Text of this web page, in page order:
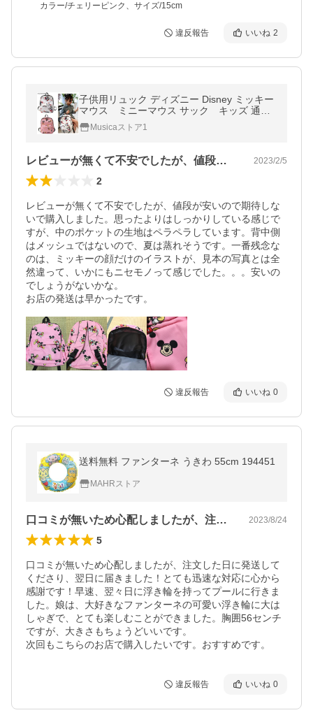
カラー/チェリーピンク、サイズ/15cm
違反報告 いいね 2
子供用リュック ディズニー Disney ミッキー
マウス ミニーマウス サック キッズ 通学
通園 女の子 男の子 遠足 軽量仕上げ
Musicaストア1
レビューが無くて不安でしたが、値段が安… 2023/2/5
2
レビューが無くて不安でしたが、値段が安いので期待しな
いで購入しました。思ったよりはしっかりしている感じで
すが、中のポケットの生地はペラペラしています。背中側
はメッシュではないので、夏は蒸れそうです。一番残念な
のは、ミッキーの顔だけのイラストが、見本の写真とは全
然違って、いかにもニセモノって感じでした。。。安いの
でしょうがないかな。
お店の発送は早かったです。
違反報告 いいね 0
送料無料 ファンターネ うきわ 55cm 194451
MAHRストア
口コミが無いため心配しましたが、注文し… 2023/8/24
5
口コミが無いため心配しましたが、注文した日に発送して
くださり、翌日に届きました！とても迅速な対応に心から
感謝です！早速、翌々日に浮き輪を持ってプールに行きま
した。娘は、大好きなファンターネの可愛い浮き輪に大は
しゃぎで、とても楽しむことができました。胸囲56センチ
ですが、大きさもちょうどいいです。
次回もこちらのお店で購入したいです。おすすめです。
違反報告 いいね 0